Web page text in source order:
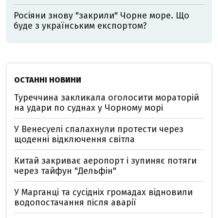
Росіяни знову "закрили" Чорне море. Що
буде з українським експортом?
ОСТАННІ НОВИНИ
Туреччина закликала оголосити мораторій
на удари по суднах у Чорному морі
У Венесуелі спалахнули протести через
щоденні відключення світла
Китай закриває аеропорт і зупиняє потяги
через тайфун "Дельфін"
У Марганці та сусідніх громадах відновили
водопостачання після аварії